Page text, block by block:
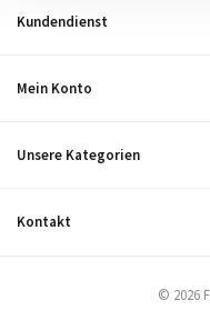
Kundendienst
Mein Konto
Unsere Kategorien
Kontakt
© 2026